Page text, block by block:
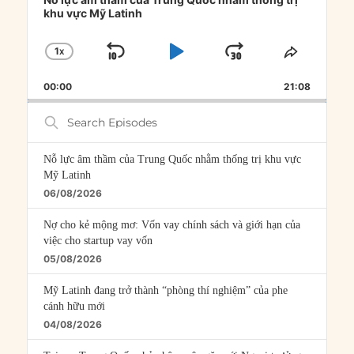
khu vực Mỹ Latinh
CHANGE
RATE
1X
SKIP
PLAYJUMP
FORWARD
SHARE
00:00 21:08
Search
Episodes
Nỗ lực âm thầm của Trung Quốc nhằm thống trị khu vực
Mỹ Latinh
06/08/2026
Nợ cho kẻ mộng mơ: Vốn vay chính sách và giới hạn của
việc cho startup vay vốn
05/08/2026
Mỹ Latinh đang trở thành “phòng thí nghiệm” của phe
cánh hữu mới
04/08/2026